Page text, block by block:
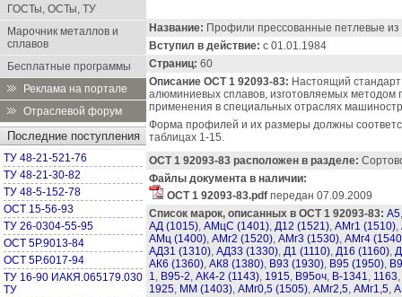
ГОСТы, ОСТы, ТУ
Марочник металлов и
сплавов
Бесплатные программы
Реклама на портале
Отраслевой форум
Последние поступления
ТУ 48-21-521-76
ТУ 48-21-30-82
ТУ 48-5-152-78
ОСТ 15-56-93
ТУ 26-0304-55-95
ОСТ 5Р.9013-84
ОСТ 5Р.6017-94
ТУ 16-90 ИАКЯ.065179.030
ТУ
Название: Профили прессованные петлевые
Вступил в действие: с 01.01.1984
Страниц: 60
Описание ОСТ 1 92093-83: Настоящий
алюминиевых сплавов, изготовляемых методом
применения в специальных отраслях
Форма профилей и их размеры должны
таблицах 1-15.
ОСТ 1 92093-83 расположен в разделе:
Файлы документа в наличии:
ОСТ 1 92093-83.pdf передан 07.09.2009
Список марок, описанных в ОСТ 1 92093-83: А5
АД (1015), АМцС (1401), Д12 (1521), АМг1 (1510),
АМц (1400), АМг2 (1520), АМг3 (1530), АМг4
АД31 (1310), АД33 (1330), Д1 (1110), Д16 (1160),
АК6 (1360), АК8 (1380), В93 (1930), В95 (1950),
1, В95-2, АК4-2 (1143), 1915, В95оч, В-1341, 1163,
1925, ММ (1403), АМг0,5 (1505), АМг2,5, АМг1,5,